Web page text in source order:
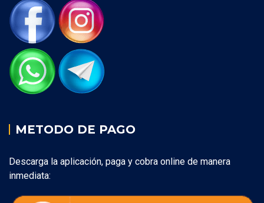
METODO DE PAGO
Descarga la aplicación, paga y cobra online de manera
inmediata: